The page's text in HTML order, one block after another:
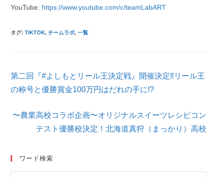
YouTube: https://www.youtube.com/c/teamLabART
タグ:TIKTOK, チームラボ, 一覧
そ
の
他
事
​第二回『#よしもとリール王決定戦』開催決定‼リール王
の称号と優勝賞金100万円はだれの手に!?
〜農業高校コラボ企画〜オリジナルスイーツレシピコン
テスト優勝校決定！北海道真狩（まっかり）高校
ワード検索